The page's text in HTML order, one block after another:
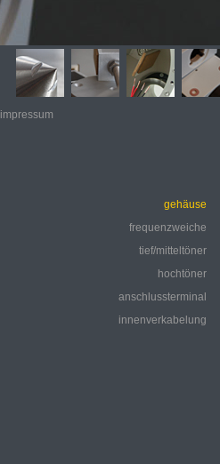
impressum
gehäuse
frequenzweiche
tief/mitteltöner
hochtöner
anschlussterminal
innenverkabelung